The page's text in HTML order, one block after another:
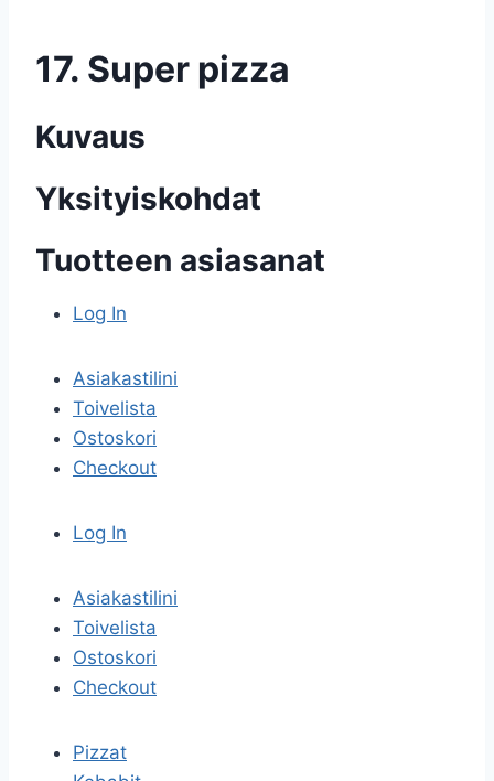
17. Super pizza
Kuvaus
Yksityiskohdat
Tuotteen asiasanat
Log In
Asiakastilini
Toivelista
Ostoskori
Checkout
Log In
Asiakastilini
Toivelista
Ostoskori
Checkout
Pizzat